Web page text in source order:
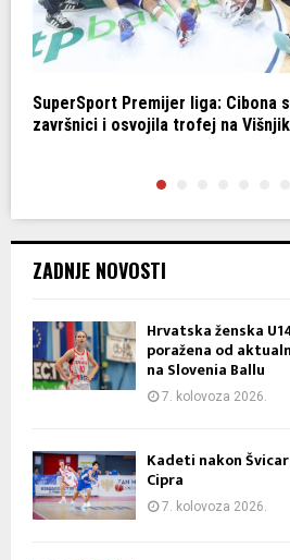
SuperSport Premijer liga: Cibona
završnici i osvojila trofej na
ZADNJE NOVOSTI
Hrvatska ženska
poražena od
na Slovenia Ballu
7. kolovoza 2026.
Kadeti nakon
Cipra
7. kolovoza 2026.